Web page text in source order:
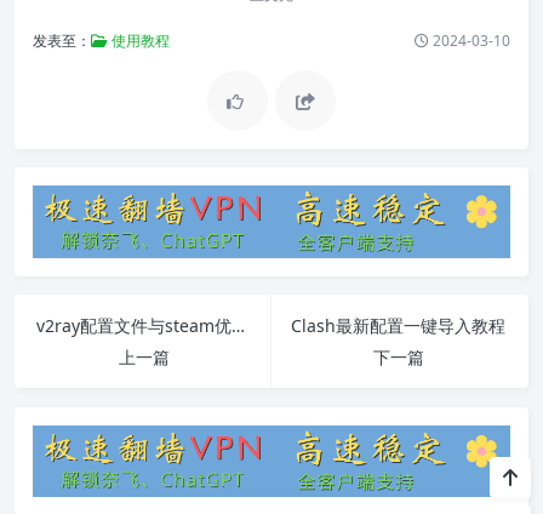
发表至： 使用教程 2024-03-10
v2ray配置文件与steam优化教程
上一篇
Clash最新配置一键导入教程
下一篇